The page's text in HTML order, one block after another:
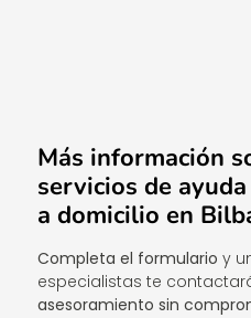
Más información
servicios de ayuda
a domicilio en
Completa el formulario y
especialistas te
asesoramiento sin